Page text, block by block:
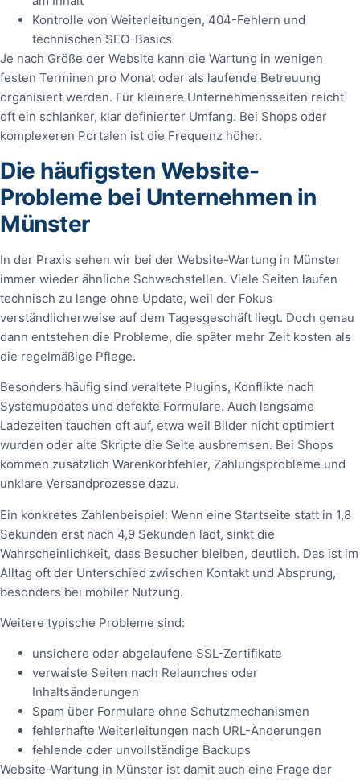
Kontrolle von Weiterleitungen, 404-Fehlern und
technischen SEO-Basics
Je nach Größe der Website kann die Wartung in wenigen
festen Terminen pro Monat oder als laufende Betreuung
organisiert werden. Für kleinere Unternehmensseiten reicht
oft ein schlanker, klar definierter Umfang. Bei Shops oder
komplexeren Portalen ist die Frequenz höher.
Die häufigsten Website-
Probleme bei Unternehmen in
Münster
In der Praxis sehen wir bei der Website-Wartung in Münster
immer wieder ähnliche Schwachstellen. Viele Seiten laufen
technisch zu lange ohne Update, weil der Fokus
verständlicherweise auf dem Tagesgeschäft liegt. Doch genau
dann entstehen die Probleme, die später mehr Zeit kosten als
die regelmäßige Pflege.
Besonders häufig sind veraltete Plugins, Konflikte nach
Systemupdates und defekte Formulare. Auch langsame
Ladezeiten tauchen oft auf, etwa weil Bilder nicht optimiert
wurden oder alte Skripte die Seite ausbremsen. Bei Shops
kommen zusätzlich Warenkorbfehler, Zahlungsprobleme und
unklare Versandprozesse dazu.
Ein konkretes Zahlenbeispiel: Wenn eine Startseite statt in 1,8
Sekunden erst nach 4,9 Sekunden lädt, sinkt die
Wahrscheinlichkeit, dass Besucher bleiben, deutlich. Das ist im
Alltag oft der Unterschied zwischen Kontakt und Absprung,
besonders bei mobiler Nutzung.
Weitere typische Probleme sind:
unsichere oder abgelaufene SSL-Zertifikate
verwaiste Seiten nach Relaunches oder
Inhaltsänderungen
Spam über Formulare ohne Schutzmechanismen
fehlerhafte Weiterleitungen nach URL-Änderungen
fehlende oder unvollständige Backups
Website-Wartung in Münster ist damit auch eine Frage der